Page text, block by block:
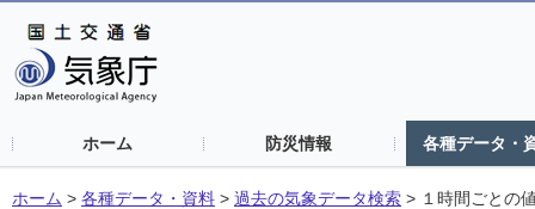
ホーム 防災情報 各種データ・
ホーム > 各種データ・資料 > 過去の気象データ検索 > １時間ごとの